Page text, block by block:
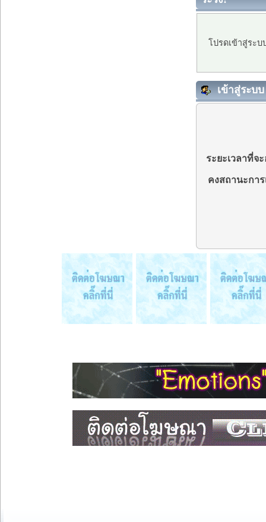
โปรดเข้าสู่ระ
เข้าสู่ระบบ
ระยะเวลาที่จ
คงสถานะกา